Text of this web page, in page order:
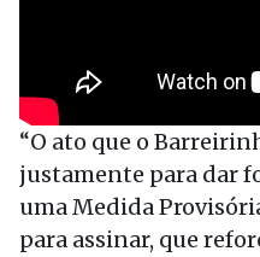
“O ato que o
justamente para dar
uma Medida
para assinar, que